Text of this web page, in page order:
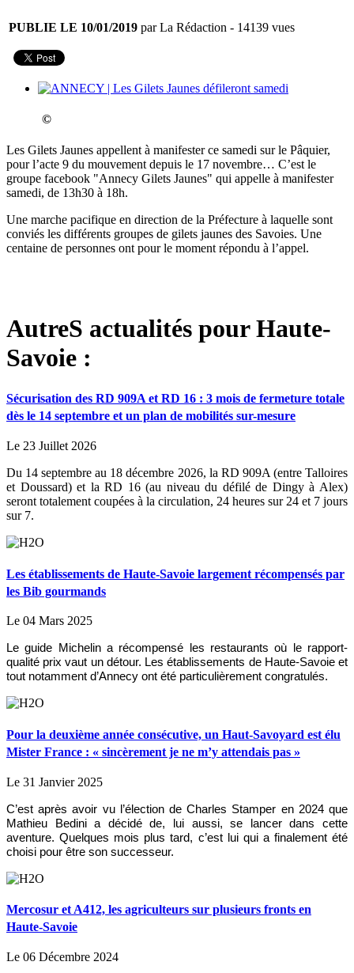
PUBLIE LE 10/01/2019 par La Rédaction - 14139 vues
©
Les Gilets Jaunes appellent à manifester ce samedi sur le Pâquier,
pour l’acte 9 du mouvement depuis le 17 novembre… C’est le
groupe facebook "Annecy Gilets Jaunes" qui appelle à manifester
samedi, de 13h30 à 18h.
Une marche pacifique en direction de la Préfecture à laquelle sont
conviés les différents groupes de gilets jaunes des Savoies. Une
centaine de personnes ont pour le moment répondu à l’appel.
AutreS actualités pour Haute-
Savoie :
Sécurisation des RD 909A et RD 16 : 3 mois de fermeture totale
dès le 14 septembre et un plan de mobilités sur-mesure
Le 23 Juillet 2026
Du 14 septembre au 18 décembre 2026, la RD 909A (entre Talloires
et Doussard) et la RD 16 (au niveau du défilé de Dingy à Alex)
seront totalement coupées à la circulation, 24 heures sur 24 et 7 jours
sur 7.
Les établissements de Haute-Savoie largement récompensés par
les Bib gourmands
Le 04 Mars 2025
Le guide Michelin a récompensé les restaurants où le rapport-
qualité prix vaut un détour. Les établissements de Haute-Savoie et
tout notamment d’Annecy ont été particulièrement congratulés.
Pour la deuxième année consécutive, un Haut-Savoyard est élu
Mister France : « sincèrement je ne m’y attendais pas »
Le 31 Janvier 2025
C’est après avoir vu l’élection de Charles Stamper en 2024 que
Mathieu Bedini a décidé de, lui aussi, se lancer dans cette
aventure. Quelques mois plus tard, c’est lui qui a finalement été
choisi pour être son successeur.
Mercosur et A412, les agriculteurs sur plusieurs fronts en
Haute-Savoie
Le 06 Décembre 2024